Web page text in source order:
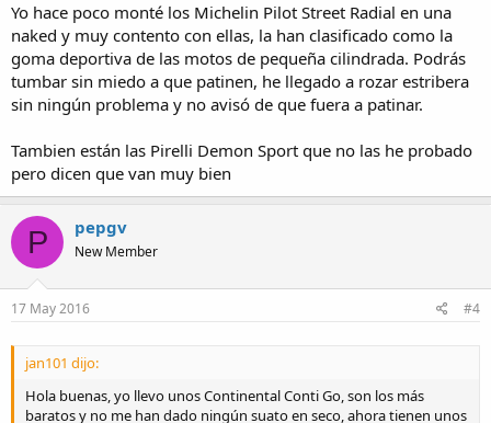
Yo hace poco monté los Michelin Pilot Street Radial en una
naked y muy contento con ellas, la han clasificado como la
goma deportiva de las motos de pequeña cilindrada. Podrás
tumbar sin miedo a que patinen, he llegado a rozar estribera
sin ningún problema y no avisó de que fuera a patinar.
Tambien están las Pirelli Demon Sport que no las he probado
pero dicen que van muy bien
P pepgv
New Member
17 May 2016 #4
jan101 dijo:
Hola buenas, yo llevo unos Continental Conti Go, son los más
baratos y no me han dado ningún suato en seco, ahora tienen unos